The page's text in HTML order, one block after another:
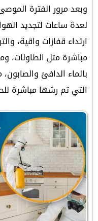
وبعد مرور الفترة
لعدة ساعات لتجديد
ارتداء قفازات واقية،
مباشرة مثل الطاولات،
بالماء الدافئ
التي تم رشها مباشرة